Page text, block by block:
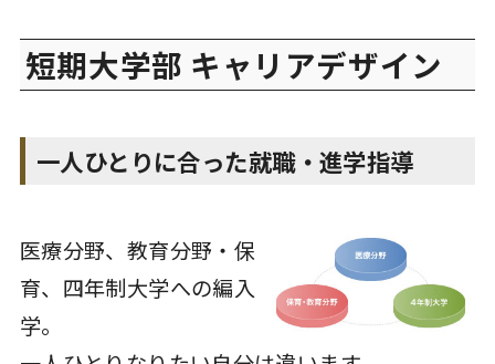
短期大学部 キャリアデザイン
一人ひとりに合った就職・進学指導
医療分野、教育分野・保
育、四年制大学への編入
学。